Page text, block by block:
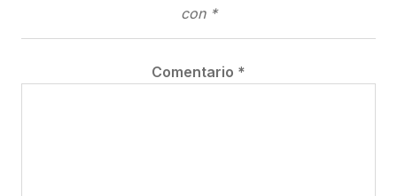
con *
Comentario *